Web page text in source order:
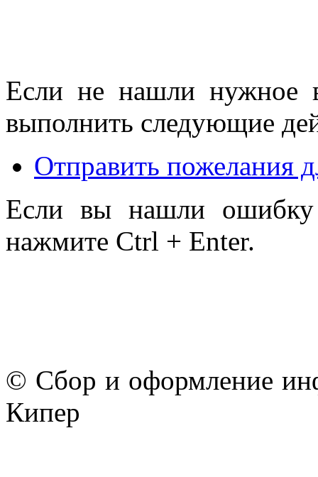
Если не нашли нужное
выполнить следующие
Отправить пожелания
Если вы нашли ошибку
нажмите Ctrl + Enter.
© Сбор и оформление
Кипер